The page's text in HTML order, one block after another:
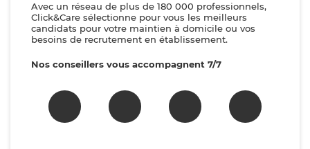
Avec un réseau de plus de 180 000 professionnels,
Click&Care sélectionne pour vous les meilleurs
candidats pour votre maintien à domicile ou vos
besoins de recrutement en établissement.
Nos conseillers vous accompagnent 7/7